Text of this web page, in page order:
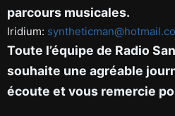
parcours musicales.
Iridium:
Toute l’équipe de Radio
souhaite une agréable
écoute et vous remercie